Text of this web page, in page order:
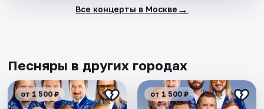
Все концерты в Москве →
Песняры в других городах
от 1 500 ₽ от 1 500 ₽